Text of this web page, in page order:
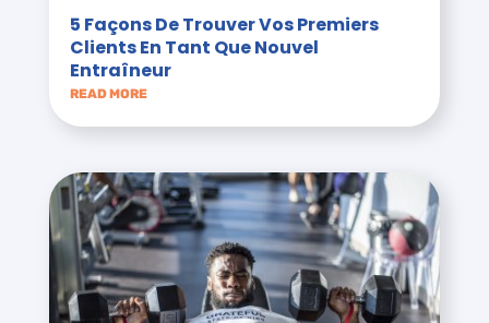
5 Façons De Trouver Vos Premiers
Clients En Tant Que Nouvel
Entraîneur
READ MORE